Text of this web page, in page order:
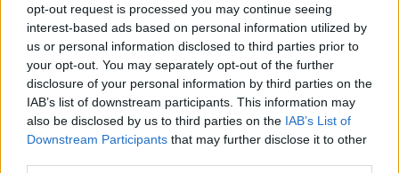
opt-out request is processed you may continue seeing
interest-based ads based on personal information utilized by
us or personal information disclosed to third parties prior to
your opt-out. You may separately opt-out of the further
disclosure of your personal information by third parties on the
IAB’s list of downstream participants. This information may
also be disclosed by us to third parties on the IAB’s List of
Downstream Participants that may further disclose it to other